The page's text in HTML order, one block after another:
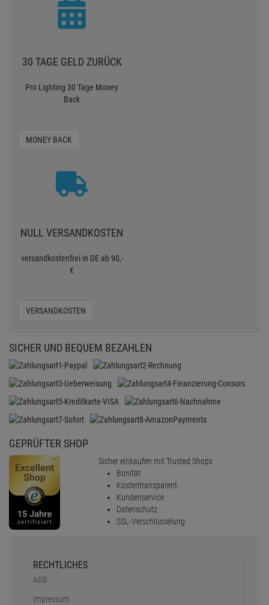
30 TAGE GELD ZURÜCK
Pro Lighting 30 Tage Money
Back
MONEY BACK
NULL VERSANDKOSTEN
versandkostenfrei in DE ab 90,-
€
VERSANDKOSTEN
SICHER UND BEQUEM BEZAHLEN
GEPRÜFTER SHOP
Sicher einkaufen mit Trusted Shops
Bonität
Kostentransparent
Kundenservice
Datenschutz
SSL-Verschlüsselung
RECHTLICHES
AGB
Impressum